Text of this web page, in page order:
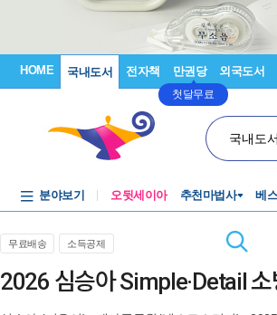
HOME 국내도서 전자책 만권당
첫달무료
외국도서
국내도
분야보기 오뒷세이아 추천마법사 베
무료배송 소득공제
2026 심승아 Simple·Detail